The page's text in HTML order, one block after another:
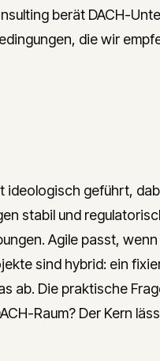
berät DACH-
die wir
ideologisch geführt,
stabil und
Agile passt,
sind hybrid: ein
ab. Die praktische
Raum? Der Kern